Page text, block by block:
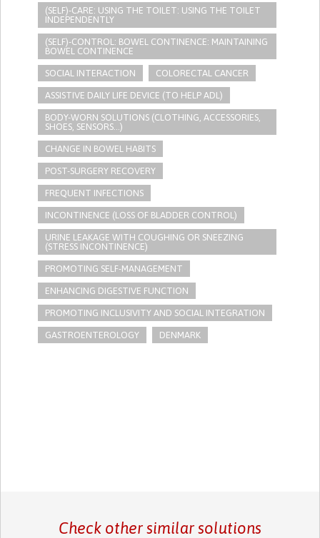
(SELF)-CARE: USING THE TOILET: USING THE TOILET
INDEPENDENTLY
(SELF)-CONTROL: BOWEL CONTINENCE: MAINTAINING
BOWEL CONTINENCE
SOCIAL INTERACTION COLORECTAL CANCER
ASSISTIVE DAILY LIFE DEVICE (TO HELP ADL)
BODY-WORN SOLUTIONS (CLOTHING, ACCESSORIES,
SHOES, SENSORS...)
CHANGE IN BOWEL HABITS
POST-SURGERY RECOVERY
FREQUENT INFECTIONS
INCONTINENCE (LOSS OF BLADDER CONTROL)
URINE LEAKAGE WITH COUGHING OR SNEEZING
(STRESS INCONTINENCE)
PROMOTING SELF-MANAGEMENT
ENHANCING DIGESTIVE FUNCTION
PROMOTING INCLUSIVITY AND SOCIAL INTEGRATION
GASTROENTEROLOGY DENMARK
Check other similar solutions